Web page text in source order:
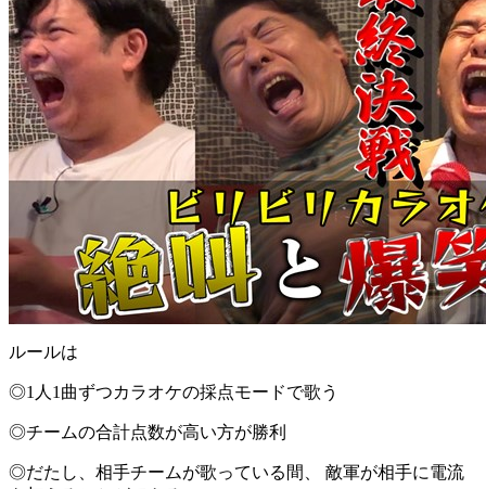
ルールは
◎1人1曲ずつカラオケの採点モードで歌う
◎チームの合計点数が高い方が勝利
◎だたし、相手チームが歌っている間、 敵軍が相手に電流